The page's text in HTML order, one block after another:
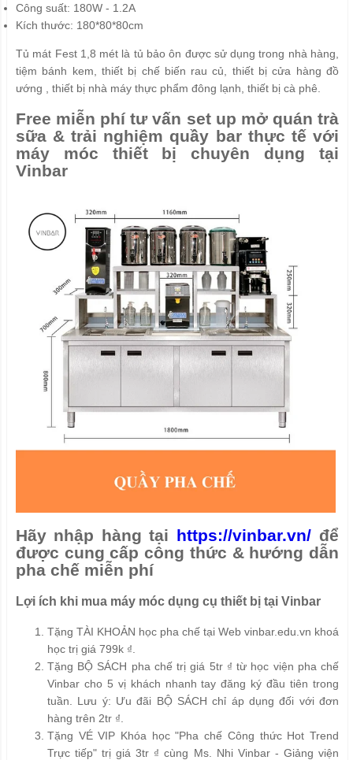
Công suất: 180W - 1.2A
Kích thước: 180*80*80cm
Tủ mát Fest 1,8 mét là tủ bảo ôn được sử dụng trong nhà hàng,
tiệm bánh kem, thiết bị chế biến rau củ, thiết bị cửa hàng đồ
ướng , thiết bị nhà máy thực phẩm đông lạnh, thiết bị cà phê.
Free miễn phí tư vấn set up mở quán trà
sữa & trải nghiệm quầy bar thực tế với
máy móc thiết bị chuyên dụng tại
Vinbar
Hãy nhập hàng tại https://vinbar.vn/để
được cung cấp công thức & hướng dẫn
pha chế miễn phí
Lợi ích khi mua máy móc dụng cụ thiết bị tại Vinbar
Tặng TÀI KHOẢN học pha chế tại Web vinbar.edu.vn khoá
học trị giá 799k ₫.
Tặng BỘ SÁCH pha chế trị giá 5tr ₫ từ học viện pha chế
Vinbar cho 5 vị khách nhanh tay đăng ký đầu tiên trong
tuần. Lưu ý: Ưu đãi BỘ SÁCH chỉ áp dụng đối với đơn
hàng trên 2tr ₫.
Tặng VÉ VIP Khóa học "Pha chế Công thức Hot Trend
Trực tiếp" trị giá 3tr ₫ cùng Ms. Nhi Vinbar - Giảng viện